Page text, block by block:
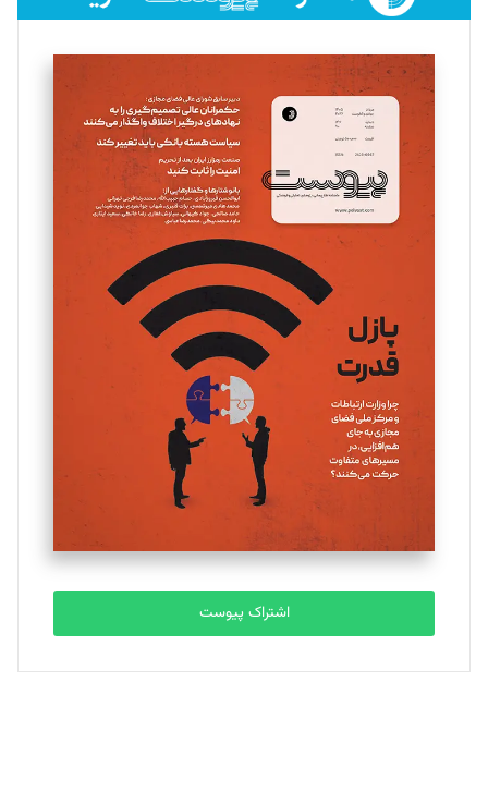
فائزه فتحی رستمی
تحریریه
سروش کرمیان
تحریریه
مینا پاکدل
یسنا امان‌پور
تحریریه
ملینا جعفری
تحریریه
مصطفی مسجدی آرانی
تحریریه
بابک نقاش
تحریریه
اشتراک پیوست